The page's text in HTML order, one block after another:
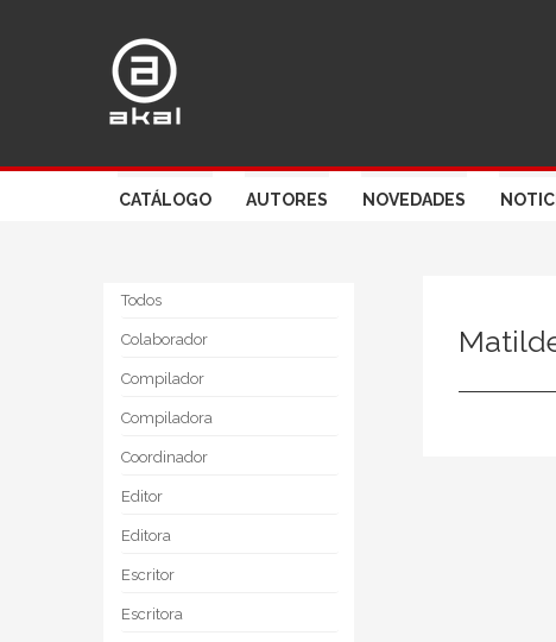
CATÁLOGO AUTORES NOVEDADES
Todos
Colaborador
Compilador
Compiladora
Coordinador
Editor
Editora
Escritor
Escritora